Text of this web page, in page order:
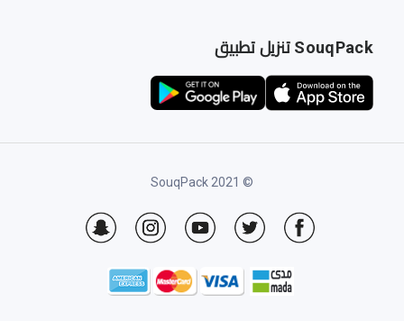
SouqPack تنزيل تطبيق
© 2021 SouqPack